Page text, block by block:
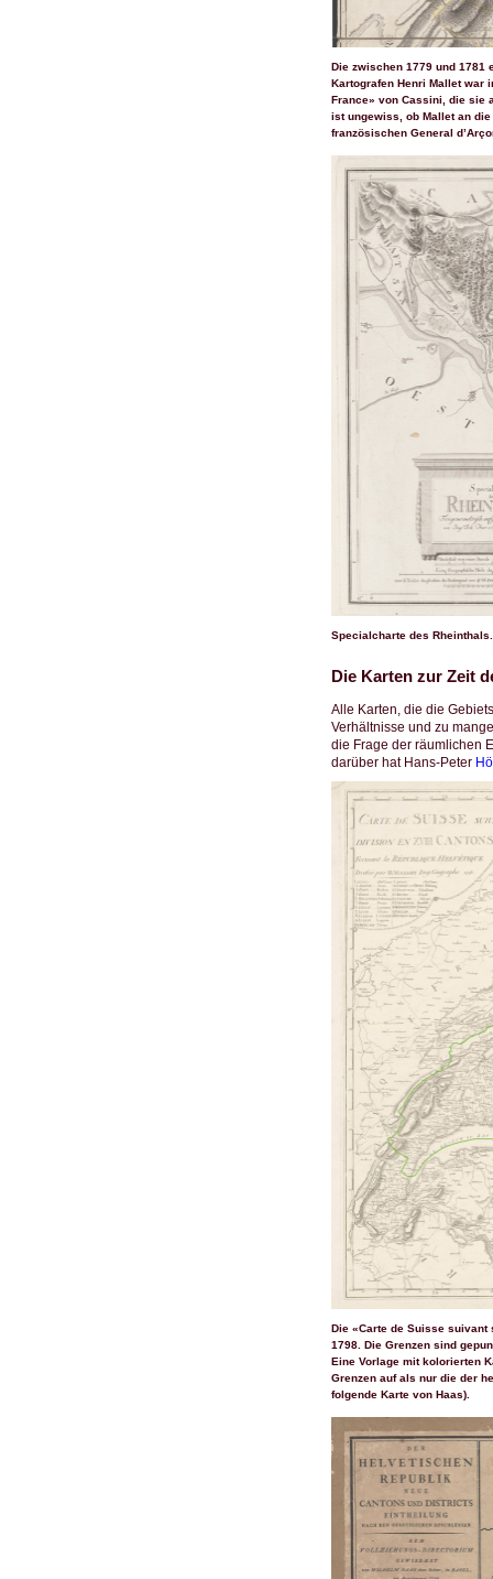
Die zwischen 1779 und 1781
Kartografen Henri Mallet war
France» von Cassini, die sie
ist ungewiss, ob Mallet an
französischen General
Specialcharte des
Die Karten zur Zeit
Alle Karten, die die
Verhältnisse und zu
die Frage der räumlichen
darüber hat Hans-Peter
Die «Carte de Suisse suivant
1798. Die Grenzen sind
Eine Vorlage mit kolorierten
Grenzen auf als nur die der
folgende Karte von Haas).